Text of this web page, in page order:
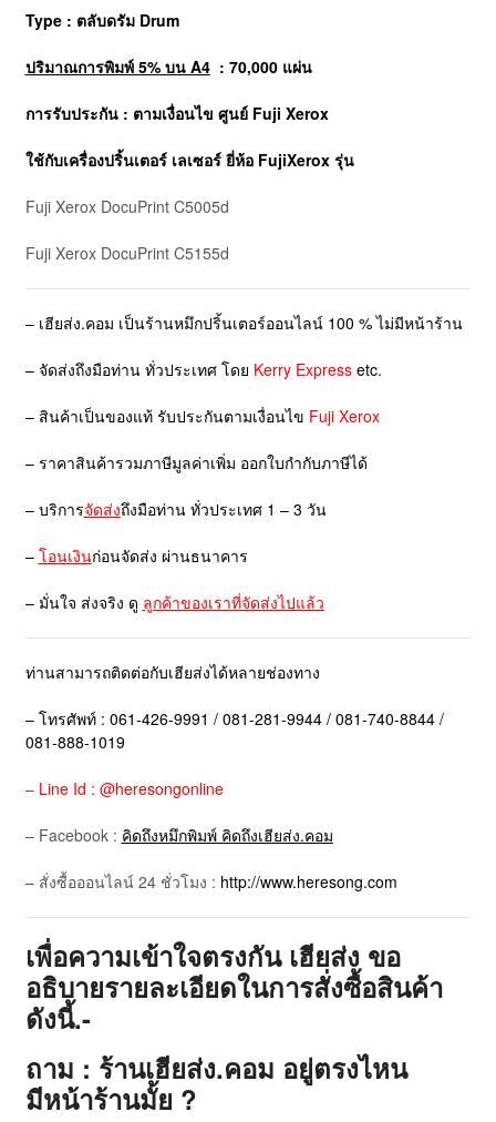
Type : ตลับดรัม Drum
ปริมาณการพิมพ์ 5% บน A4: 70,000 แผ่น
การรับประกัน : ตามเงื่อนไข ศูนย์ Fuji Xerox
ใช้กับเครื่องปริ้นเตอร์ เลเซอร์ ยี่ห้อ FujiXeroxรุ่น
Fuji Xerox DocuPrint C5005d
Fuji Xerox DocuPrint C5155d
– เฮียส่ง.คอม เป็นร้านหมึกปริ้นเตอร์ออนไลน์ 100 % ไม่มีหน้าร้าน
– จัดส่งถึงมือท่าน ทั่วประเทศ โดย Kerry Expressetc.
– สินค้าเป็นของแท้ รับประกันตามเงื่อนไข Fuji Xerox
– ราคาสินค้ารวมภาษีมูลค่าเพิ่ม ออกใบกำกับภาษีได้
– บริการจัดส่งถึงมือท่าน ทั่วประเทศ 1 – 3 วัน
– โอนเงินก่อนจัดส่ง ผ่านธนาคาร
– มั่นใจ ส่งจริง ดู ลูกค้าของเราที่จัดส่งไปแล้ว
ท่านสามารถติดต่อกับเฮียส่งได้หลายช่องทาง
– โทรศัพท์ : 061-426-9991 / 081-281-9944 / 081-740-8844 /
081-888-1019
– Line Id : @heresongonline
– Facebook : คิดถึงหมึกพิมพ์ คิดถึงเฮียส่ง.คอม
– สั่งซื้อออนไลน์ 24 ชั่วโมง : http://www.heresong.com
เพื่อความเข้าใจตรงกัน เฮียส่ง ขอ
อธิบายรายละเอียดในการสั่งซื้อสินค้า
ดังนี้.-
ถาม : ร้านเฮียส่ง.คอม อยู่ตรงไหน
มีหน้าร้านมั้ย ?